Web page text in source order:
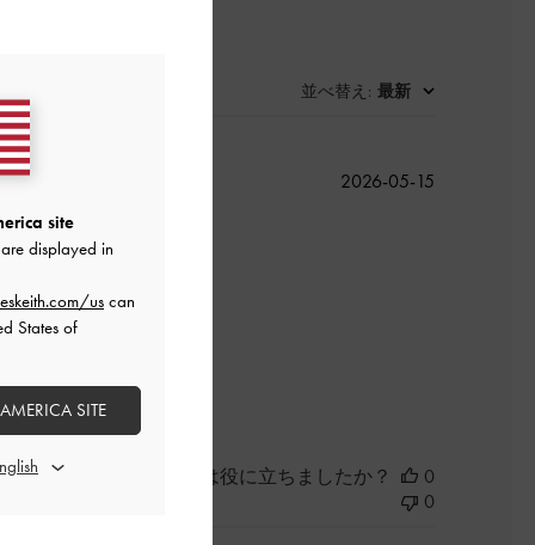
並べ替え : 最新
た。
公
2026-05-15
このレビューは役に立ちましたか？
0
0
site
displayed in
uscan
States of
SITE